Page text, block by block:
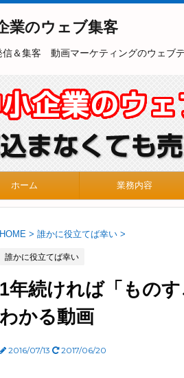
業のウェブ集客
信＆集客 動画マーケティングのウェブ
ホーム 業務内容
HOME > 誰かに役立てば幸い >
誰かに役立てば幸い
1年続ければ「もの
わかる動画
2016/07/13 2017/06/20